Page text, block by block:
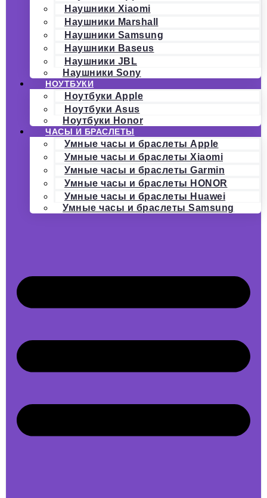
Наушники Xiaomi
Наушники Marshall
Наушники Samsung
Наушники Baseus
Наушники JBL
Наушники Sony
НОУТБУКИ
Ноутбуки Apple
Ноутбуки Asus
Ноутбуки Honor
ЧАСЫ И БРАСЛЕТЫ
Умные часы и браслеты Apple
Умные часы и браслеты Xiaomi
Умные часы и браслеты Garmin
Умные часы и браслеты HONOR
Умные часы и браслеты Huawei
Умные часы и браслеты Samsung